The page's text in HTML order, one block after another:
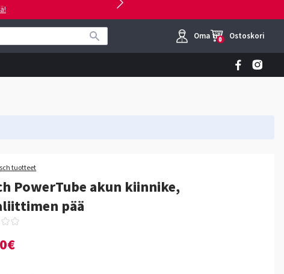
Oma tili
0 Ostoskori
tuotteet
PowerTube akun kiinnike,
pää